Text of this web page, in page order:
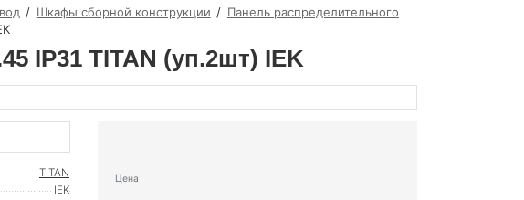
Шкафы сборной конструкции
Панель распределительного
IP31 TITAN (уп.2шт) IEK
TITAN
IEK
Цена